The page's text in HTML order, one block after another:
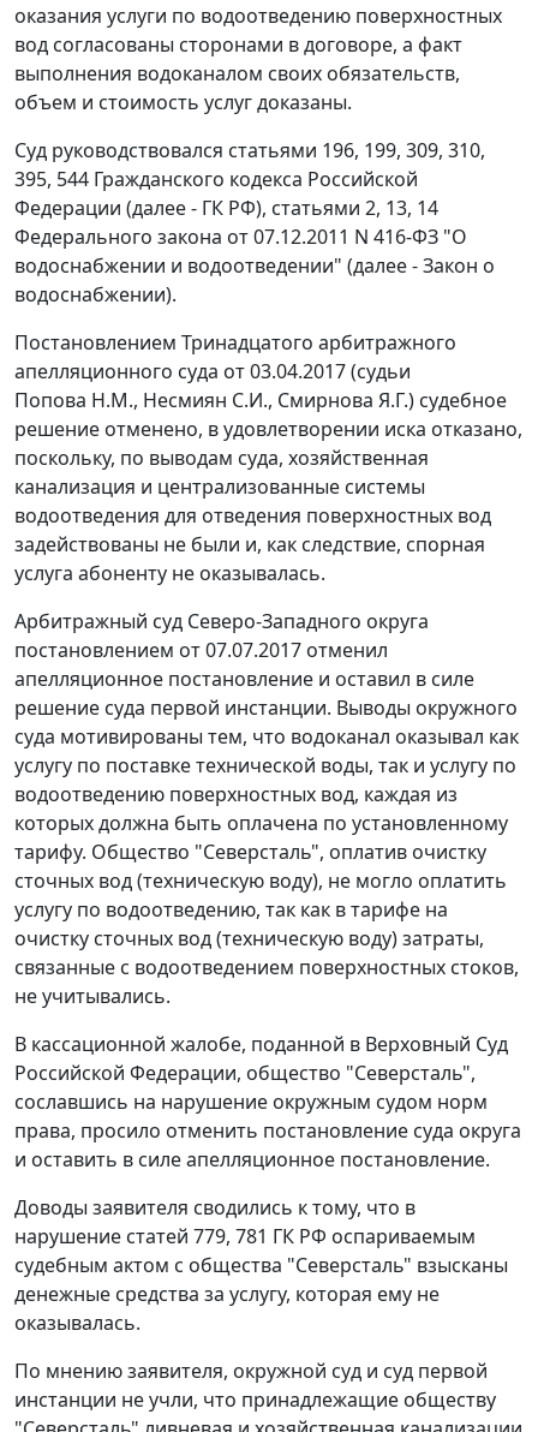
оказания услуги по водоотведению поверхностных
вод согласованы сторонами в договоре, а факт
выполнения водоканалом своих обязательств,
объем и стоимость услуг доказаны.
Суд руководствовался статьями 196, 199, 309, 310,
395, 544 Гражданского кодекса Российской
Федерации (далее - ГК РФ), статьями 2, 13, 14
Федерального закона от 07.12.2011 N 416-ФЗ "О
водоснабжении и водоотведении" (далее - Закон о
водоснабжении).
Постановлением Тринадцатого арбитражного
апелляционного суда от 03.04.2017 (судьи
Попова Н.М., Несмиян С.И., Смирнова Я.Г.) судебное
решение отменено, в удовлетворении иска отказано,
поскольку, по выводам суда, хозяйственная
канализация и централизованные системы
водоотведения для отведения поверхностных вод
задействованы не были и, как следствие, спорная
услуга абоненту не оказывалась.
Арбитражный суд Северо-Западного округа
постановлением от 07.07.2017 отменил
апелляционное постановление и оставил в силе
решение суда первой инстанции. Выводы окружного
суда мотивированы тем, что водоканал оказывал как
услугу по поставке технической воды, так и услугу по
водоотведению поверхностных вод, каждая из
которых должна быть оплачена по установленному
тарифу. Общество "Северсталь", оплатив очистку
сточных вод (техническую воду), не могло оплатить
услугу по водоотведению, так как в тарифе на
очистку сточных вод (техническую воду) затраты,
связанные с водоотведением поверхностных стоков,
не учитывались.
В кассационной жалобе, поданной в Верховный Суд
Российской Федерации, общество "Северсталь",
сославшись на нарушение окружным судом норм
права, просило отменить постановление суда округа
и оставить в силе апелляционное постановление.
Доводы заявителя сводились к тому, что в
нарушение статей 779, 781 ГК РФ оспариваемым
судебным актом с общества "Северсталь" взысканы
денежные средства за услугу, которая ему не
оказывалась.
По мнению заявителя, окружной суд и суд первой
инстанции не учли, что принадлежащие обществу